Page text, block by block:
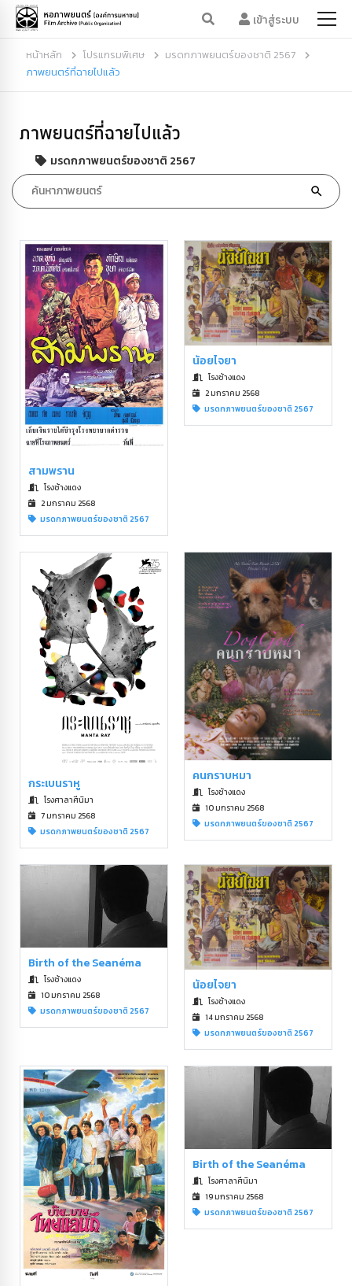
เข้าสู่ระบบ
หน้าหลัก โปรแกรมพิเศษ
มรดกภาพยนตร์ของชาติ 2567
ภาพยนตร์ที่ฉายไปแล้ว
ภาพยนตร์ที่ฉายไปแล้ว
มรดกภาพยนตร์ของชาติ 2567
สามพราน
โรงช้างแดง
2 มกราคม 2568
มรดกภาพยนตร์ของชาติ 2567
น้อยไจยา
โรงช้างแดง
2 มกราคม 2568
มรดกภาพยนตร์ของชาติ 2567
กระเบนราหู
โรงศาลาศีนิมา
7 มกราคม 2568
มรดกภาพยนตร์ของชาติ 2567
คนกราบหมา
โรงช้างแดง
10 มกราคม 2568
มรดกภาพยนตร์ของชาติ 2567
Birth of the Seanéma
โรงช้างแดง
10 มกราคม 2568
มรดกภาพยนตร์ของชาติ 2567
น้อยไจยา
โรงช้างแดง
14 มกราคม 2568
มรดกภาพยนตร์ของชาติ 2567
Birth of the Seanéma
โรงศาลาศีนิมา
19 มกราคม 2568
มรดกภาพยนตร์ของชาติ 2567